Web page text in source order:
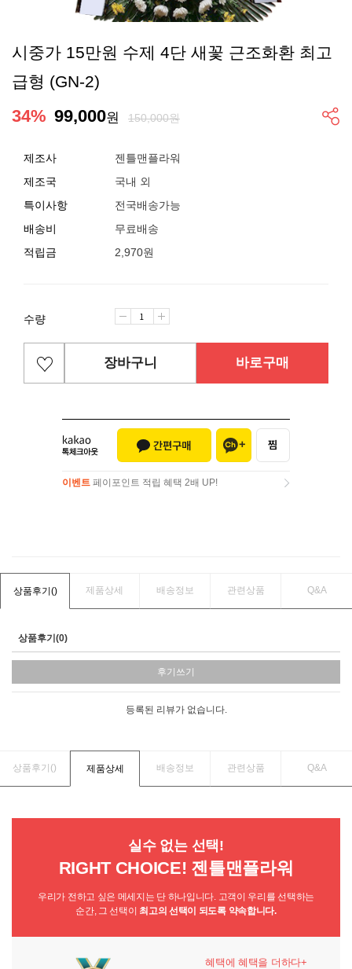
시중가 15만원 수제 4단 새꽃 근조화환 최고
급형 (GN-2)
34% 99,000원 150,000원
제조사
젠틀맨플라워
제조국
국내 외
특이사항
전국배송가능
배송비
무료배송
적립금
2,970원
수량
장바구니 바로구매
이벤트 페이포인트 적립 혜택 2배 UP!
상품후기() 제품상세 배송정보 관련상품 Q&A
상품후기(0)
후기쓰기
등록된 리뷰가 없습니다.
상품후기() 제품상세 배송정보 관련상품 Q&A
실수 없는 선택!
RIGHT CHOICE! 젠틀맨플라워
우리가 전하고 싶은 메세지는 단 하나입니다. 고객이 우리를 선택하는
순간, 그 선택이 최고의 선택이 되도록 약속합니다.
혜택에 혜택을 더하다+